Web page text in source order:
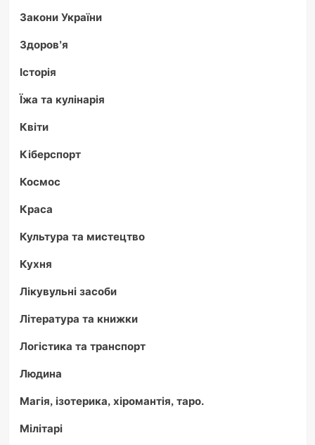
Закони України
Здоров'я
Історія
Їжа та кулінарія
Квіти
Кіберспорт
Космос
Краса
Культура та мистецтво
Кухня
Лікувульні засоби
Література та книжки
Логістика та транспорт
Людина
Магія, ізотерика, хіромантія, таро.
Мілітарі